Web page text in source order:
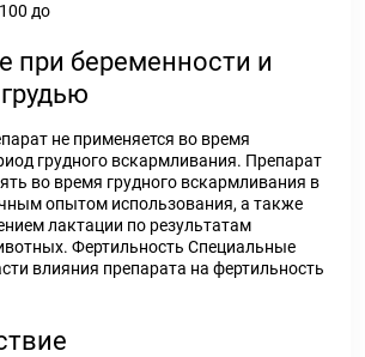
до
при беременности и
не применяется во время
грудного вскармливания. Препарат
во время грудного вскармливания в
опытом использования, а также
лактации по результатам
Фертильность Специальные
влияния препарата на фертильность